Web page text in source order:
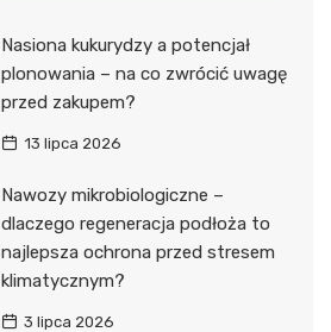
Nasiona kukurydzy a potencjał
plonowania – na co zwrócić uwagę
przed zakupem?
13 lipca 2026
Nawozy mikrobiologiczne –
dlaczego regeneracja podłoża to
najlepsza ochrona przed stresem
klimatycznym?
3 lipca 2026